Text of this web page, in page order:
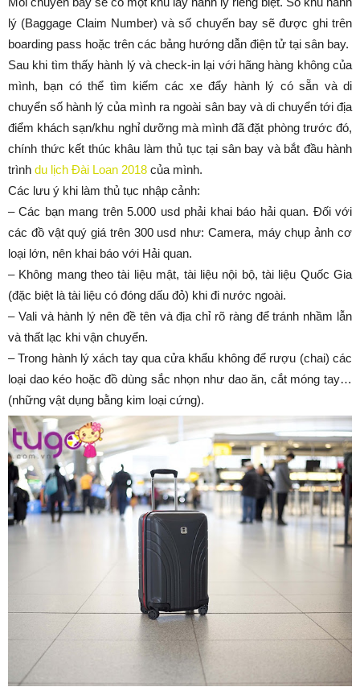
lý (Baggage Claim Number) và số chuyến bay sẽ được ghi trên
boarding pass hoặc trên các bảng hướng dẫn điện tử tại sân bay.
Sau khi tìm thấy hành lý và check-in lại với hãng hàng không của
mình, bạn có thể tìm kiếm các xe đẩy hành lý có sẵn và di
chuyển số hành lý của mình ra ngoài sân bay và di chuyển tới địa
điểm khách sạn/khu nghỉ dưỡng mà mình đã đặt phòng trước đó,
chính thức kết thúc khâu làm thủ tục tại sân bay và bắt đầu hành
trình du lịch Đài Loan 2018 của mình.
Các lưu ý khi làm thủ tục nhập cảnh:
– Các bạn mang trên 5.000 usd phải khai báo hải quan. Ðối với
các đồ vật quý giá trên 300 usd như: Camera, máy chụp ảnh cơ
loại lớn, nên khai báo với Hải quan.
– Không mang theo tài liệu mật, tài liệu nội bộ, tài liệu Quốc Gia
(đặc biệt là tài liệu có đóng dấu đỏ) khi đi nước ngoài.
– Vali và hành lý nên đề tên và địa chỉ rõ ràng để tránh nhầm lẫn
và thất lạc khi vận chuyển.
– Trong hành lý xách tay qua cửa khẩu không để rượu (chai) các
loại dao kéo hoặc đồ dùng sắc nhọn như dao ăn, cắt móng tay…
(những vật dụng bằng kim loại cứng).